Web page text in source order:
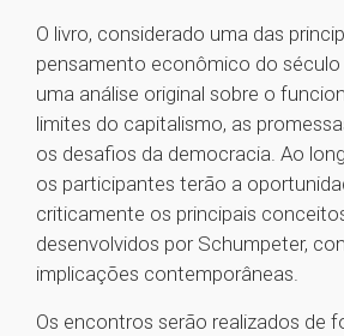
O livro, considerado uma das
pensamento econômico do século
uma análise original sobre o
limites do capitalismo, as
os desafios da democracia. Ao
os participantes terão a
criticamente os principais
desenvolvidos por Schumpeter,
implicações contemporâneas.
Os encontros serão realizados de